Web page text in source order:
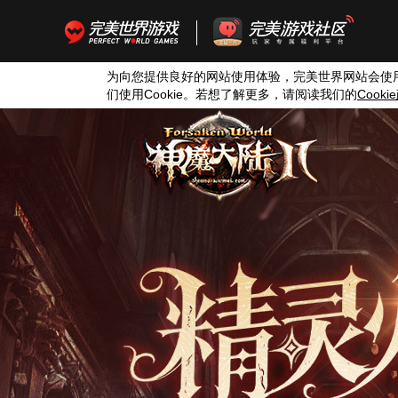
为向您提供良好的网站使用体验，完美世界网站会使
们使用Cookie。若想了解更多，请阅读我们的Cookie